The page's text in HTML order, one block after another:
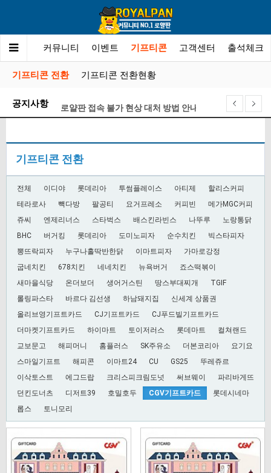
이트 커뮤니티 이벤트 기프티콘 고객센터 출석체크
기프티콘 전환 기프티콘 전환현황
공지사항
로얄판 접속 불가 현상 대처 방법 안내
제휴문의 금지안내
XO카지노 계약 종료 안내
로얄판 포인트 정책 및 레벨별 관련 안내
로얄판 검증팀은 ” 메이저카지노 ” 업체를 이렇게 선정…
기프티콘 전환
전체 이디야 롯데리아 투썸플레이스 아티제
할리스커피
테라로사
빽다방 팔공티 요거프레소 커피빈
메가MGC커피
쥬씨
엔제리너스 스타벅스 배스킨라빈스 나뚜루
노랑통닭
BHC
버거킹 롯데리아 도미노피자 순수치킨
빅스타피자
뽕뜨락피자
누구나홀딱반한닭 이마트피자
가마로강정
굽네치킨
678치킨 네네치킨 뉴욕버거
죠스떡볶이
새마을식당
온더보더 생어거스틴 땅스부대찌개
TGIF
롤링파스타
바르다 김선생 하남돼지집
신세계 상품권
올리브영기프트카드
CJ기프트카드
CJ푸드빌기프트카드
더마켓기프트카드
하이마트 토이저러스 롯데마트
컬쳐랜드
교보문고
해피머니 홈플러스 SK주유소 더본코리아
요기요
스마일기프트
해피콘 이마트24 CU GS25
뚜레쥬르
이삭토스트
에그드랍 크리스피크림도넛 써브웨이
파리바게뜨
던킨도너츠
디저트39 호밀호두 CGV기프트카드
롯데시네마
롭스
토니모리